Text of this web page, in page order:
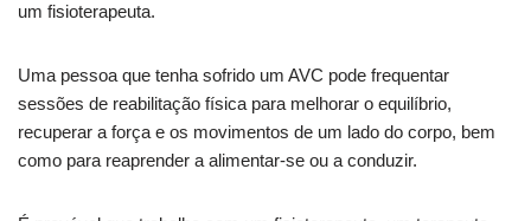
um fisioterapeuta.
Uma pessoa que tenha sofrido um AVC pode frequentar
sessões de reabilitação física para melhorar o equilíbrio,
recuperar a força e os movimentos de um lado do corpo, bem
como para reaprender a alimentar-se ou a conduzir.